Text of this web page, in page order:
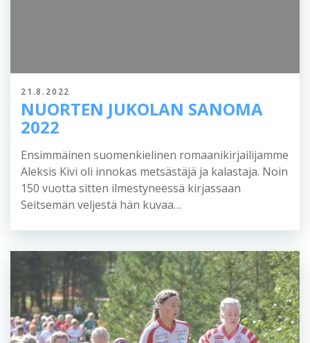
21.8.2022
NUORTEN JUKOLAN SANOMA
2022
Ensimmäinen suomenkielinen romaanikirjailijamme
Aleksis Kivi oli innokas metsästäjä ja kalastaja. Noin
150 vuotta sitten ilmestyneessä kirjassaan
Seitsemän veljestä hän kuvaa…